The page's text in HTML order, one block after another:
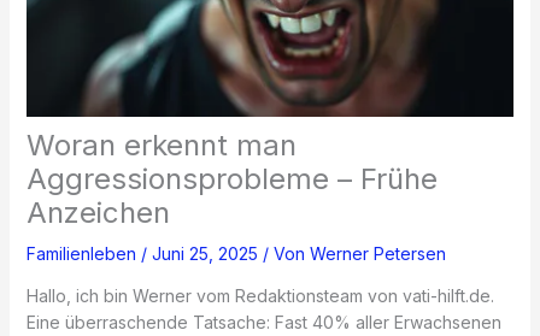
Woran erkennt man
Aggressionsprobleme – Frühe
Anzeichen
Familienleben / Juni 25, 2025 / Von Werner Petersen
Hallo, ich bin Werner vom Redaktionsteam von vati-hilft.de.
Eine überraschende Tatsache: Fast 40% aller Erwachsenen